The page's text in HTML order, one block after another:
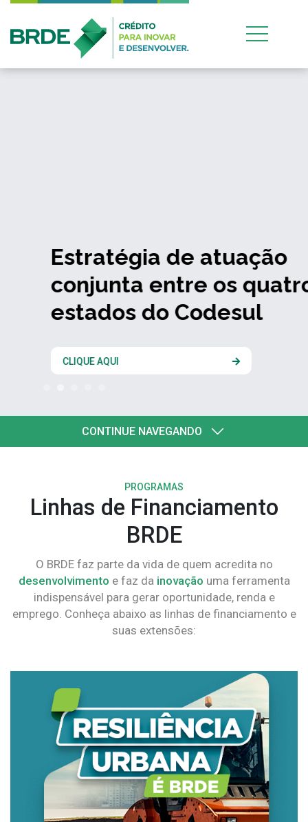
Estratégia de atuação
conjunta entre os quatro
estados do Codesul
CLIQUE AQUI
CONTINUE NAVEGANDO
PROGRAMAS
Linhas de Financiamento
BRDE
O BRDE faz parte da vida de quem acredita no
desenvolvimento e faz da inovação uma ferramenta
indispensável para gerar oportunidade, renda e
emprego. Conheça abaixo as linhas de financiamento e
suas extensões: